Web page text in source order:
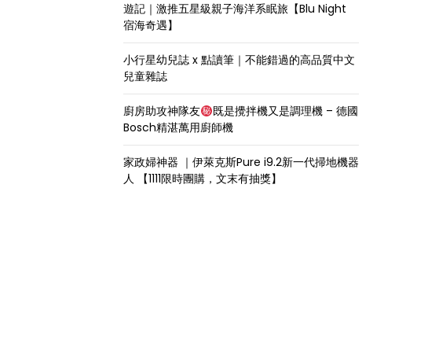
遊記｜激推五星級親子海洋系眠旅【Blu Night
宿海奇遇】
小行星幼兒誌 x 點讀筆｜不能錯過的高品質中文
兒童雜誌
廚房助攻神隊友
既是攪拌機又是調理機 – 德國
Bosch精湛萬用廚師機
家政婦神器 ｜伊萊克斯Pure i9.2新一代掃地機器
人 【1111限時團購，文末有抽獎】